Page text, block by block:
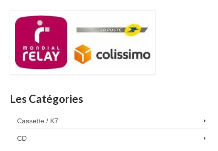
Les Catégories
Cassette / K7
CD